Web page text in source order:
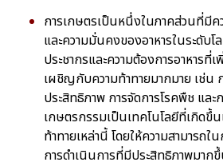
การเกษตรเป็นหนึ่งในภาคส่วนที่มี
และความมั่นคงของอาหารในระดับโ
ประชากรและความต้องการอาหาร
เผชิญกับความท้าทายมากมาย เช่น
ประสิทธิภาพ การจัดการโรคพืช แล
เกษตรกรรมเป็นเทคโนโลยีที่เกิด
ท้าทายเหล่านี้ โดยให้ความสามารถ
การดำเนินการที่มีประสิทธิภาพมาก